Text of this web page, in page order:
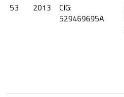
53
2013
CIG:
529469695A